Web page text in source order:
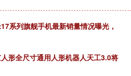
系列旗舰手机最新销量情况曝光，
形全尺寸通用人形机器人天工3.0将